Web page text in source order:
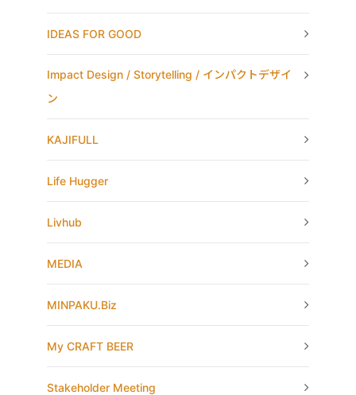
IDEAS FOR GOOD
Impact Design / Storytelling / インパクトデザイ
ン
KAJIFULL
Life Hugger
Livhub
MEDIA
MINPAKU.Biz
My CRAFT BEER
Stakeholder Meeting